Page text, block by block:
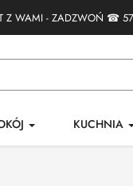
Z WAMI - ZADZWOŃ ☎
KUCHNIA